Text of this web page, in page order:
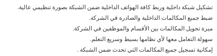
تشكيل شبكة داخلية وربط كافة الهواتف الداخلية ضمن الشبكة بصورة تنظيمي عالية.
ضبط جميع المكالمات الداخلية والصادرة قي الشركة.
ميزة تحويل المكالمات بين الأقسام والموظفين في الشركة.
سهولة التعامل معها لأي نظامها بسيط وسريع التعلم.
إمكانية تسجيل جميع المكالمات التي تحدث ضمن الشبكة .